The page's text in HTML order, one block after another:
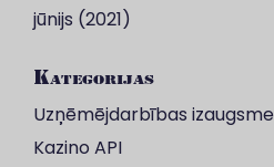
jūnijs (2021)
Kategorijas
Uzņēmējdarbības izaugsme
Kazino API